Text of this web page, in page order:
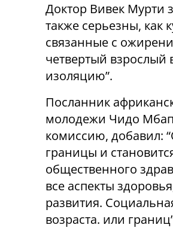
Доктор Вивек Мурти
также серьезны, как
связанные с
четвертый взрослый
изоляцию”.
Посланник
молодежи Чидо
комиссию, добавил:
границы и
общественного
все аспекты
развития.
возраста. или